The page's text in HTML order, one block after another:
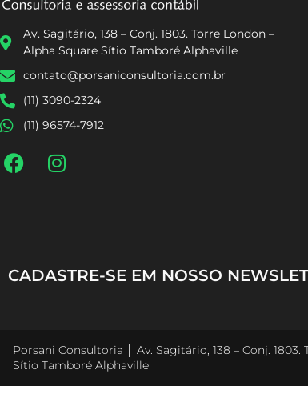
Av. Sagitário, 138 – Conj. 1803. Torre London –
Alpha Square Sítio Tamboré Alphaville
contato@porsaniconsultoria.com.br
(11) 3090-2324
(11) 96574-7912
CADASTRE-SE EM NOSSO
Porsani Consultoria │ Av. Sagitário, 138 – Conj.
Sítio Tamboré Alphaville